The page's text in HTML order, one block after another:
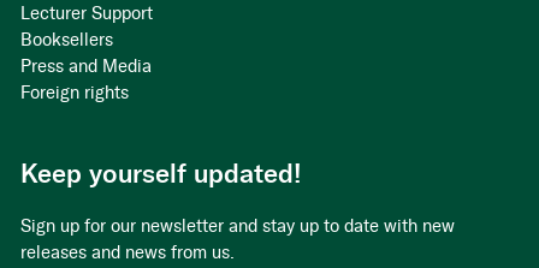
Lecturer Support
Booksellers
Press and Media
Foreign rights
Keep yourself updated!
Sign up for our newsletter and stay up to date with new
releases and news from us.